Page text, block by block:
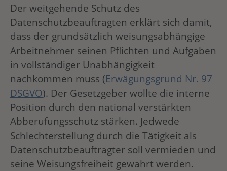
Der weitgehende Schutz des
Datenschutzbeauftragten erklärt sich damit,
dass der grundsätzlich weisungsabhängige
Arbeitnehmer seinen Pflichten und Aufgaben
in vollständiger Unabhängigkeit
nachkommen muss (Erwägungsgrund Nr. 97
DSGVO). Der Gesetzgeber wollte die interne
Position durch den national verstärkten
Abberufungsschutz stärken. Jedwede
Schlechterstellung durch die Tätigkeit als
Datenschutzbeauftragter soll vermieden und
seine Weisungsfreiheit gewahrt werden.